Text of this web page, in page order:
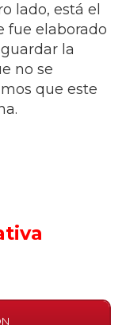
lado, está el
fue elaborado
la
no se
que este